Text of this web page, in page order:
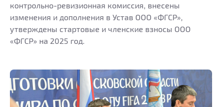
контрольно-ревизионная комиссия, внесены
изменения и дополнения в Устав ООО «ФГСР»,
утверждены стартовые и членские взносы ООО
«ФГСР» на 2025 год.